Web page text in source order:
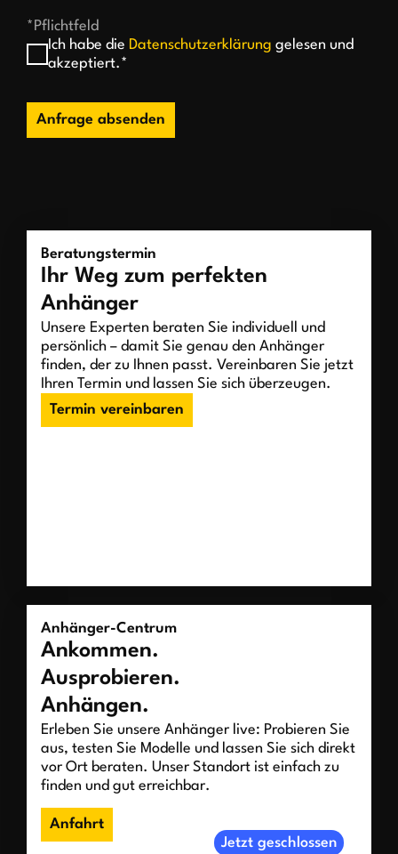
*Pflichtfeld
Ich habe die Datenschutzerklärung gelesen und
akzeptiert.*
Anfrage absenden
Beratungstermin
Ihr Weg zum perfekten
Anhänger
Unsere Experten beraten Sie individuell und
persönlich – damit Sie genau den Anhänger
finden, der zu Ihnen passt. Vereinbaren Sie jetzt
Ihren Termin und lassen Sie sich überzeugen.
Termin vereinbaren
Anhänger-Centrum
Ankommen.
Ausprobieren.
Anhängen.
Erleben Sie unsere Anhänger live: Probieren Sie
aus, testen Sie Modelle und lassen Sie sich direkt
vor Ort beraten. Unser Standort ist einfach zu
finden und gut erreichbar.
Anfahrt
Jetzt geschlossen